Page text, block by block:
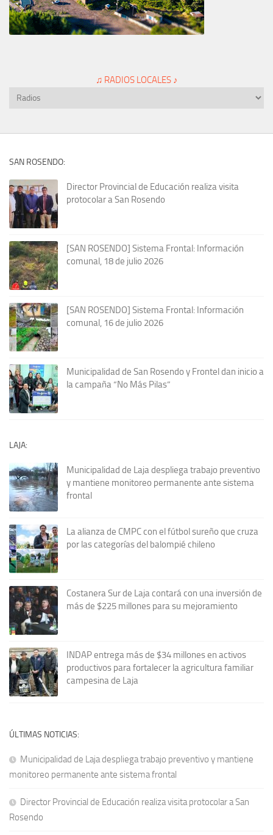
♫ RADIOS LOCALES ♪
SAN ROSENDO:
Director Provincial de Educación realiza visita
protocolar a San Rosendo
[SAN ROSENDO] Sistema Frontal: Información
comunal, 18 de julio 2026
[SAN ROSENDO] Sistema Frontal: Información
comunal, 16 de julio 2026
Municipalidad de San Rosendo y Frontel dan inicio a
la campaña “No Más Pilas”
LAJA:
Municipalidad de Laja despliega trabajo preventivo
y mantiene monitoreo permanente ante sistema
frontal
La alianza de CMPC con el fútbol sureño que cruza
por las categorías del balompié chileno
Costanera Sur de Laja contará con una inversión de
más de $225 millones para su mejoramiento
INDAP entrega más de $34 millones en activos
productivos para fortalecer la agricultura familiar
campesina de Laja
ÚLTIMAS NOTICIAS:
Municipalidad de Laja despliega trabajo preventivo y mantiene
monitoreo permanente ante sistema frontal
Director Provincial de Educación realiza visita protocolar a San
Rosendo